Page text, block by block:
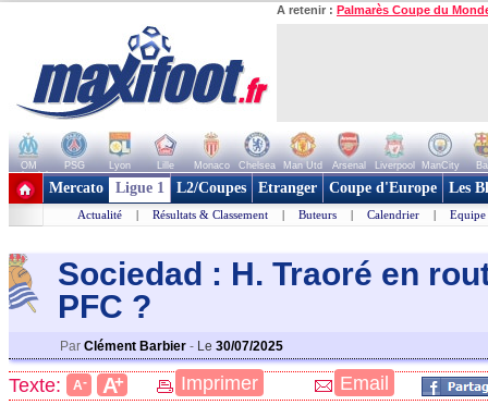
A retenir : Palmarès Coupe du
OM PSG Lyon Lille Monaco Chelsea Man Utd Arsenal Liverpool ManCity
+ de clubs
Mercato Ligue 1 L2/Coupes Etranger Coupe d'Europe Les
Actualité | Résultats & Classement | Buteurs | Calendrier | Equipe
Sociedad : H. Traoré en
PFC ?
Par Clément Barbier - Le 30/07/2025
Texte: A- A+ Imprimer Email